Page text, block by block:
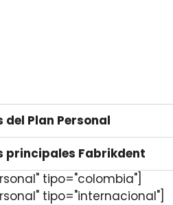
Plan Personal
Fabrikdent
tipo="colombia"]
tipo="internacional"]